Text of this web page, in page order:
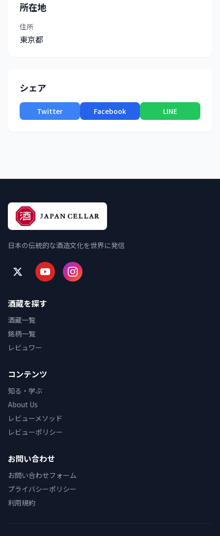
所在地
住所
東京都
シェア
Twitter Facebook LINE
日本の伝統的な酒造文化を世界に発信
酒蔵を探す
酒蔵一覧
銘柄一覧
レビュワー
コンテンツ
知る・学ぶ
About Us
レビューメソッド
レビューポリシー
お問い合わせ
お問い合わせフォーム
プライバシーポリシー
利用規約